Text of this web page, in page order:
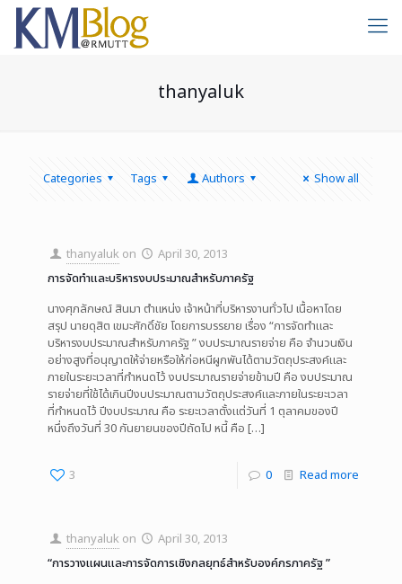
thanyaluk
Categories Tags Authors Show all
thanyaluk on
April 30, 2013
การจัดทำและบริหารงบประมาณสำหรับภาครัฐ
นางศุภลักษณ์ สินมา ตำแหน่ง เจ้าหน้าที่บริหารงานทั่วไป เนื้อหาโดย
สรุป นายดุสิต เขมะศักดิ์ชัย โดยการบรรยาย เรื่อง “การจัดทำและ
บริหารงบประมาณสำหรับภาครัฐ ” งบประมาณรายจ่าย คือ จำนวนเงิน
อย่างสูงที่อนุญาตให้จ่ายหรือให้ก่อหนีผูกพันได้ตามวัตถุประสงค์และ
ภายในระยะเวลาที่กำหนดไว้ งบประมาณรายจ่ายข้ามปี คือ งบประมาณ
รายจ่ายที่ใช้ได้เกินปีงบประมาณตามวัตถุประสงค์และภายในระยะเวลา
ที่กำหนดไว้ ปีงบประมาณ คือ ระยะเวลาตั้งแต่วันที่ 1 ตุลาคมของปี
หนึ่งถึงวันที่ 30 กันยายนของปีถัดไป หนี้ คือ […]
3 0 Read more
thanyaluk on
April 30, 2013
“การวางแผนและการจัดการเชิงกลยุทธ์สำหรับองค์กรภาครัฐ ”